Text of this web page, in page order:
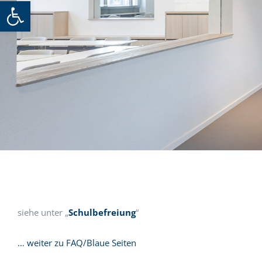
Werkzeugleiste öffnen
siehe unter „Schulbefreiung“
… weiter zu FAQ/Blaue Seiten